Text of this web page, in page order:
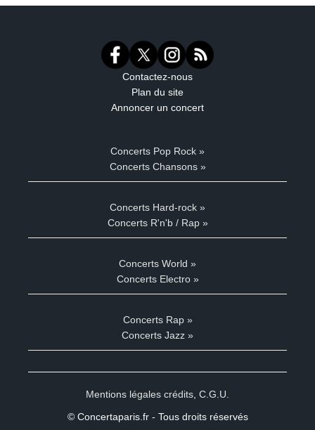
Contactez-nous
Plan du site
Annoncer un concert
Concerts Pop Rock »
Concerts Chansons »
Concerts Hard-rock »
Concerts R'n'b / Rap »
Concerts World »
Concerts Electro »
Concerts Rap »
Concerts Jazz »
Mentions légales crédits C.G.U.
© Concertaparis.fr - Tous droits réservés